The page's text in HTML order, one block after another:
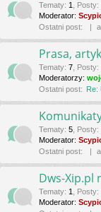
Tematy: 1 Posty:
Moderator:
Ostatni post:
Prasa,
Tematy: 7 Posty:
Moderatorzy:
Ostatni post: Re:
Tematy: 5 Posty:
Moderator:
Ostatni post:
Dws-Xip.pl
Tematy: 1 Posty:
Moderator: